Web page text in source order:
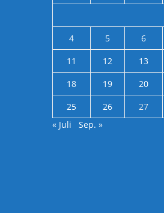
4
5 6
11
12 13
18
19 20
25
26 27
« Juli
Sep. »